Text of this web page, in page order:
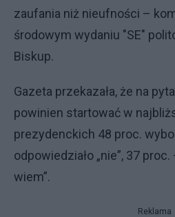
zaufania niż nieufności –
środowym wydaniu "SE"
Biskup.
Gazeta przekazała, że na
powinien startować w
prezydenckich 48 proc.
odpowiedziało „nie”, 37 proc.
wiem”.
Reklama